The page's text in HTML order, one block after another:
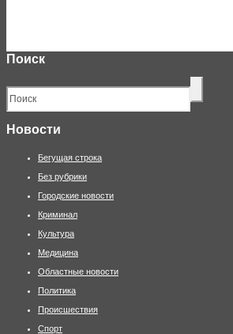
Поиск
Новости
Бегущая строка
Без рубрики
Городские новости
Криминал
Культура
Медицина
Областные новости
Политика
Происшествия
Спорт